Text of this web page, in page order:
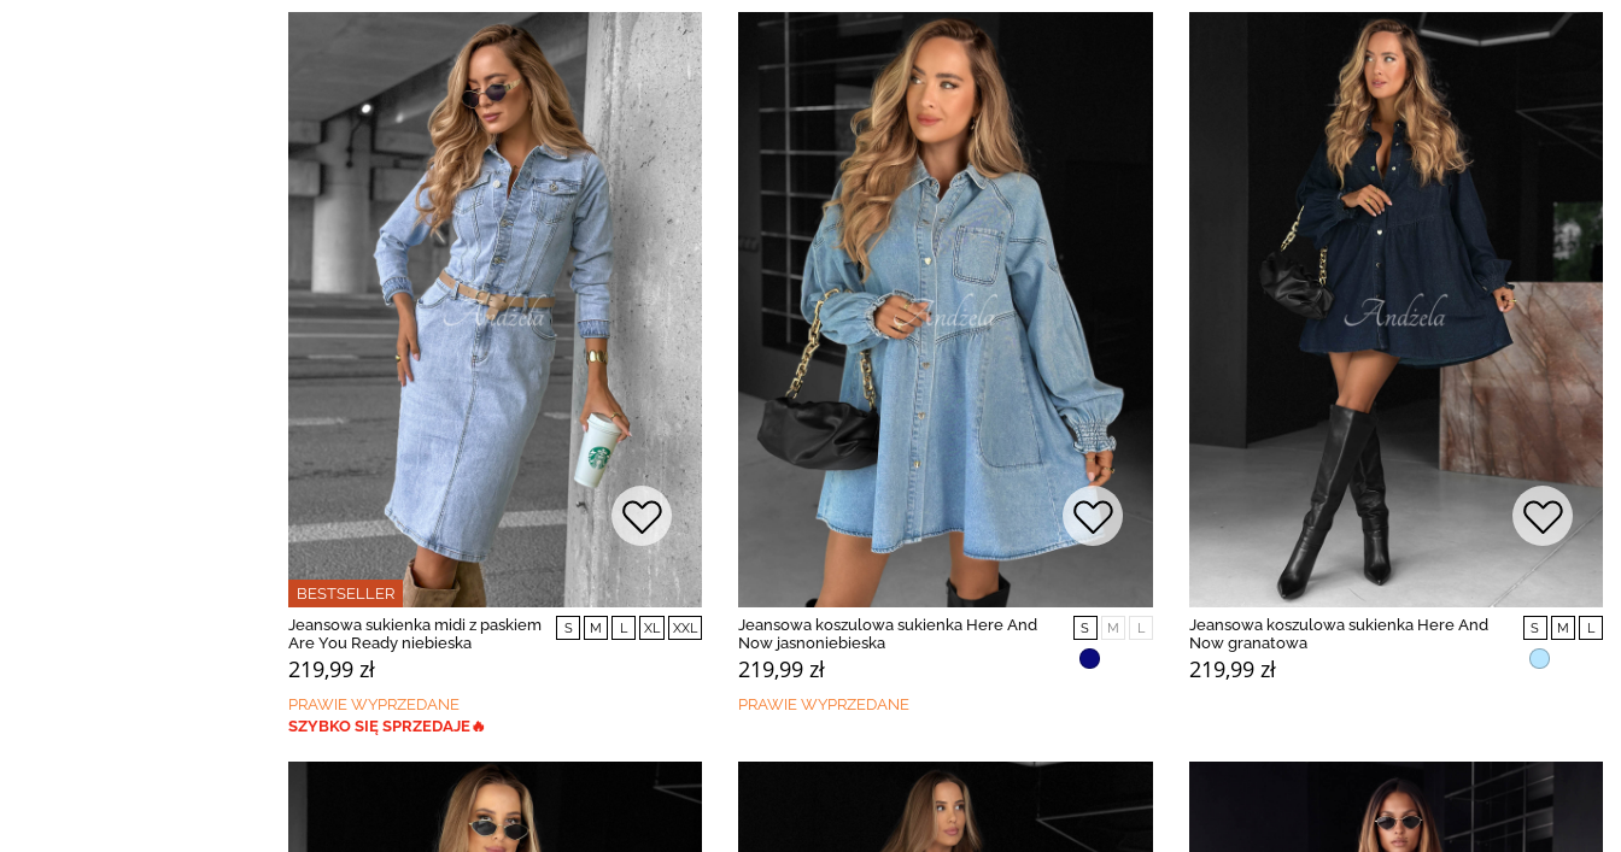
BESTSELLER
Jeansowa sukienka midi z paskiem
Are You Ready niebieska
219,99 zł
S M L XL XXL
PRAWIE WYPRZEDANE
SZYBKO SIĘ SPRZEDAJE🔥
Jeansowa koszulowa sukienka Here And
Now jasnoniebieska
219,99 zł
S M L
PRAWIE WYPRZEDANE
Jeansowa koszulowa sukienka Here And
Now granatowa
219,99 zł
S M L